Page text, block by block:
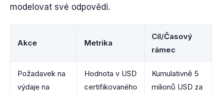
modelovat své odpovědi.
Akce Metrika
Cíl/Časový
rámec
Požadavek na
výdaje na
Hodnota v USD
certifikovaného
Kumulativně 5
milionů USD za